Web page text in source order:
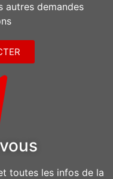
autres demandes
toutes les infos de la